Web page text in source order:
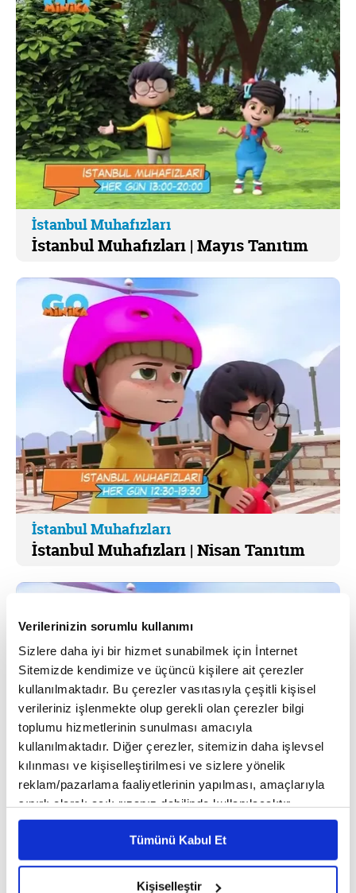
Verilerinizin sorumlu kullanımı
Sizlere daha iyi bir hizmet sunabilmek için İnternet
Sitemizde kendimize ve üçüncü kişilere ait çerezler
kullanılmaktadır. Bu çerezler vasıtasıyla çeşitli kişisel
verileriniz işlenmekte olup gerekli olan çerezler bilgi
toplumu hizmetlerinin sunulması amacıyla
kullanılmaktadır. Diğer çerezler, sitemizin daha işlevsel
kılınması ve kişiselleştirilmesi ve sizlere yönelik
reklam/pazarlama faaliyetlerinin yapılması, amaçlarıyla
sınırlı olarak açık rızanız dahilinde kullanılacaktır.
Çerezlere ilişkin tercihlerinizi çerez paneli vasıtasıyla
belirleyebilirsiniz. Çerezlere ilişkin detaylı bilgi için
Ayarlar butonuna tıklayabilir,Çerez Bilgilendirme
Metnimizi ziyaret edebilirsiniz.
Tümünü Kabul Et
Kişiselleştir
İstanbul Muhafızları
İstanbul Muhafızları | Mayıs Tanıtım
İstanbul Muhafızları
İstanbul Muhafızları | Nisan Tanıtım
İstanbul Muhafızları